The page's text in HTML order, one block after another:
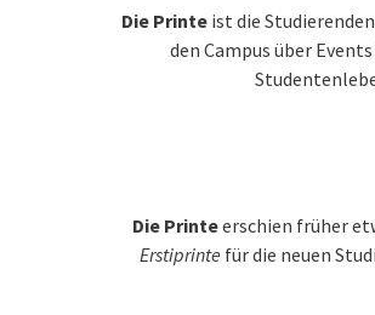
Die Printe ist die
den Campus über
Die Printeerschien früher
Erstiprinte für die neuen